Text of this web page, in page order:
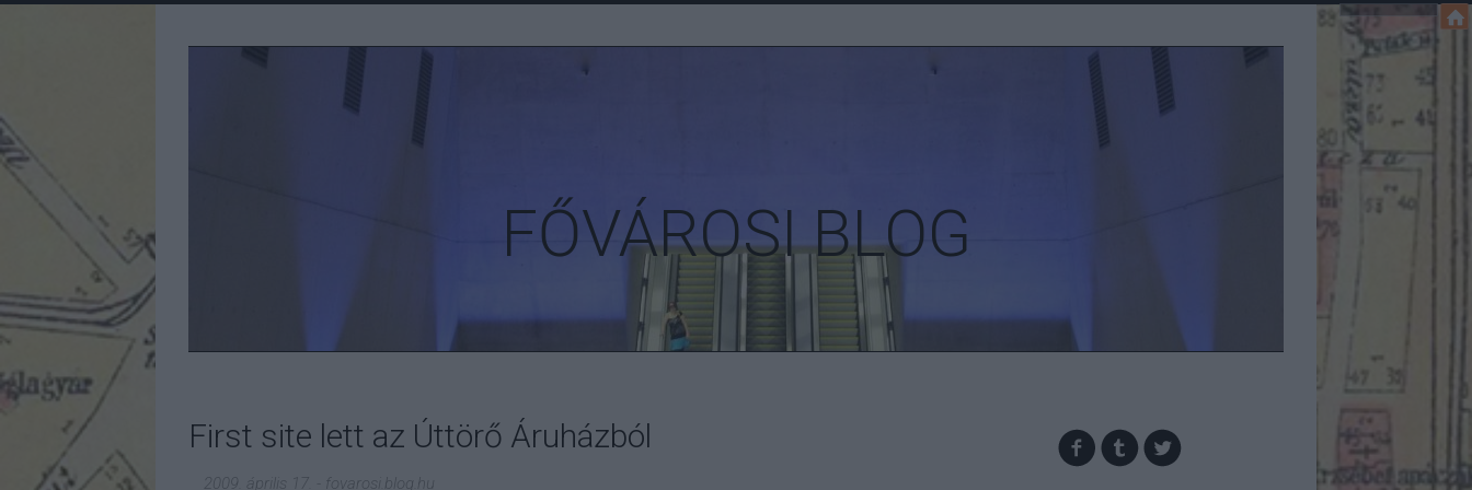
FŐVÁROSI BLOG
First site lett az Úttörő Áruházból
2009. április 17. fovarosi.blog.hu